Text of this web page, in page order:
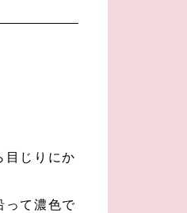
目じりにか
って濃色で